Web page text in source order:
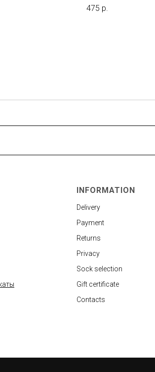
475 р.
INFORMATION
Delivery
Payment
Returns
Privacy
Sock selection
Gift certificate
Contacts